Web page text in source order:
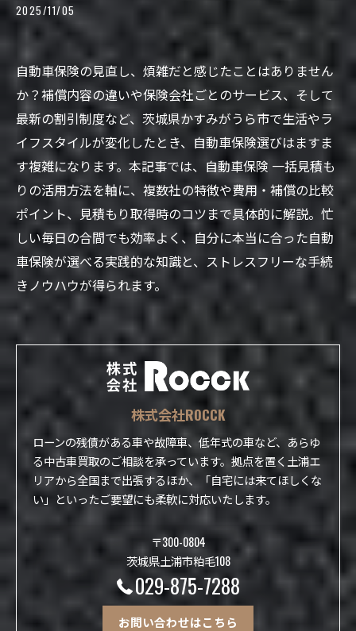
2025/11/05
自動車保険の見直し、煩雑だと感じたことはありません
か？補償内容の違いや保険会社ごとのサービス、そして
最新の割引制度など、茨城県かすみがうら市で生活やラ
イフスタイルが変化したとき、自動車保険選びはますま
す複雑になります。本記事では、自動車保険 一括見積も
りの活用方法を軸に、複数社の特徴や費用・補償の比較
ポイント、見積もり取得時のコツまで具体的に解説。忙
しい毎日の合間でも効率よく、自分に本当に合った自動
車保険が選べる実践的な知識と、ストレスフリーな手続
きノウハウが得られます。
株式会社ROCCK
ローンの残債がある車や故障車、低年式の車など、あらゆ
る中古車買取のご相談を承っています。拠点を置く土浦エ
リアから全国まで出張するほか、「自宅には来てほしくな
い」といったご要望にも柔軟に対応いたします。
〒300-0804
茨城県土浦市粕毛108
029-875-7288
お問い合わせはこちら